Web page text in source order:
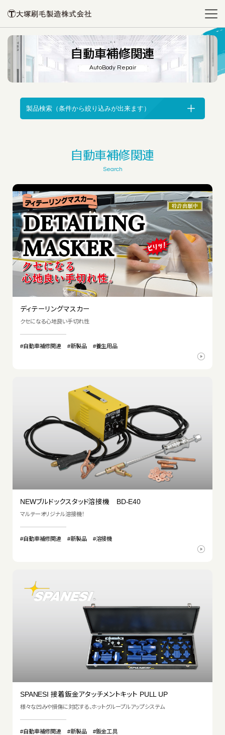
自動車補修関連
AutoBody Repair
製品検索（条件から絞り込みが出来ます）
自動車補修関連
Search
ディテーリングマスカー
クセになる心地良い手切れ性
#自動車補修関連 #新製品 #養生用品
NEWブルドックスタッド溶接機 BD-E40
マルテーオリジナル溶接機！
#自動車補修関連 #新製品 #溶接機
SPANESI 接着鈑金アタッチメントキット PULL UP
様々な凹みや損傷に対応する、ホットグループルアップシステム
#自動車補修関連 #新製品 #鈑金工具